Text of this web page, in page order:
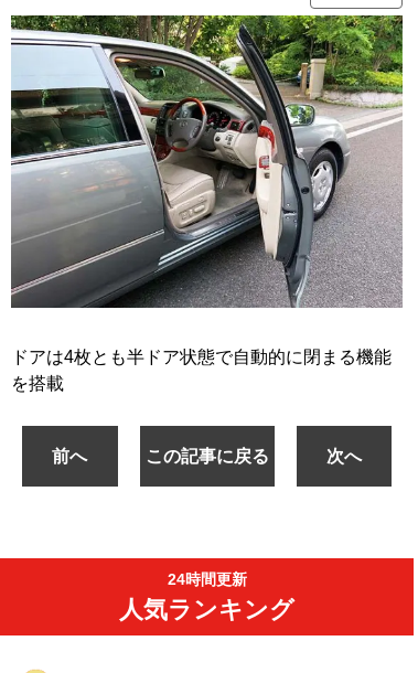
ドアは4枚とも半ドア状態で自動的に閉まる機能
を搭載
前へ この記事に戻る 次へ
24時間更新
人気ランキング